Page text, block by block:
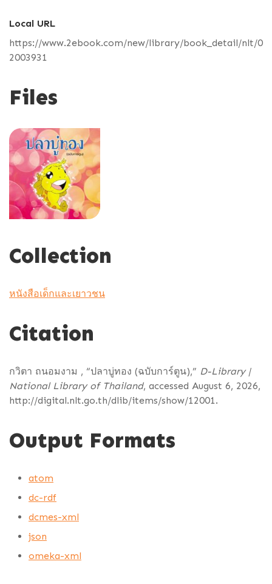
Local URL
https://www.2ebook.com/new/library/book_detail/nlt/0
2003931
Files
Collection
หนังสือเด็กและเยาวชน
Citation
กวิตา ถนอมงาม , “ปลาบู่ทอง (ฉบับการ์ตูน),” D-Library |
National Library of Thailand, accessed August 6, 2026,
http://digital.nlt.go.th/dlib/items/show/12001.
Output Formats
atom
dc-rdf
dcmes-xml
json
omeka-xml